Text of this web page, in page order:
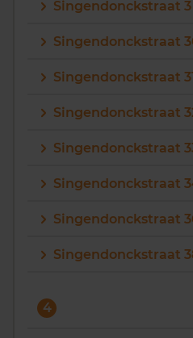
Singendonckstraat 3
Singendonckstraat
Singendonckstraat
Singendonckstraat
Singendonckstraat
Singendonckstraat
Singendonckstraat
Singendonckstraat
4